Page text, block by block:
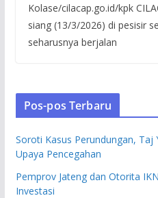
Kolase/cilacap.go.id/kpk
siang (13/3/2026) di pesisir
seharusnya berjalan
Pos-pos Terbaru
Soroti Kasus Perundungan, Taj
Upaya Pencegahan
Pemprov Jateng dan Otorita
Investasi